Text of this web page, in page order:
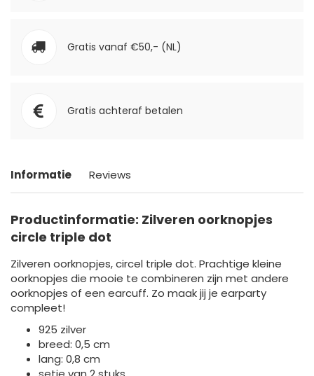
Gratis vanaf €50,- (NL)
Gratis achteraf betalen
Informatie Reviews
Productinformatie: Zilveren oorknopjes
circle triple dot
Zilveren oorknopjes, circel triple dot. Prachtige kleine
oorknopjes die mooie te combineren zijn met andere
oorknopjes of een earcuff. Zo maak jij je earparty
compleet!
925 zilver
breed: 0,5 cm
lang: 0,8 cm